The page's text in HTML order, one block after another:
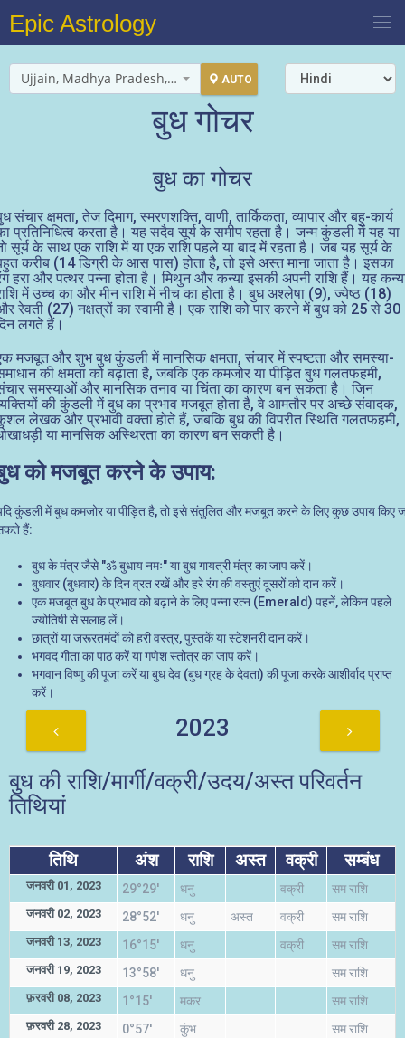
Epic Astrology
Ujjain, Madhya Pradesh, India AUTO
बुध गोचर
बुध का गोचर
संचार क्षमता, तेज दिमाग, स्मरणशक्ति, वाणी, तार्किकता, व्यापार और बहु-कार्य
प्रतिनिधित्व करता है। यह सदैव सूर्य के समीप रहता है। जन्म कुंडली में यह या
सूर्य के साथ एक राशि में या एक राशि पहले या बाद में रहता है। जब यह सूर्य के
करीब (14 डिग्री के आस पास) होता है, तो इसे अस्त माना जाता है। इसका
हरा और पत्थर पन्ना होता है। मिथुन और कन्या इसकी अपनी राशि हैं। यह
में उच्च का और मीन राशि में नीच का होता है। बुध अश्लेषा (9), ज्येष्ठ (18)
रेवती (27) नक्षत्रों का स्वामी है। एक राशि को पार करने में बुध को 25 से 30
लगते हैं।
मजबूत और शुभ बुध कुंडली में मानसिक क्षमता, संचार में स्पष्टता और समस्या-
की क्षमता को बढ़ाता है, जबकि एक कमजोर या पीड़ित बुध गलतफहमी,
समस्याओं और मानसिक तनाव या चिंता का कारण बन सकता है। जिन
की कुंडली में बुध का प्रभाव मजबूत होता है, वे आमतौर पर अच्छे संवादक,
लेखक और प्रभावी वक्ता होते हैं, जबकि बुध की विपरीत स्थिति गलतफहमी,
या मानसिक अस्थिरता का कारण बन सकती है।
को मजबूत करने के उपाय:
कुंडली में बुध कमजोर या पीड़ित है, तो इसे संतुलित और मजबूत करने के लिए कुछ उपाय किए
हैं:
बुध के मंत्र जैसे "ॐ बुधाय नमः" या बुध गायत्री मंत्र का जाप करें।
बुधवार (बुधवार) के दिन व्रत रखें और हरे रंग की वस्तुएं दूसरों को दान करें।
एक मजबूत बुध के प्रभाव को बढ़ाने के लिए पन्ना रत्न (Emerald) पहनें, लेकिन पहले
ज्योतिषी से सलाह लें।
छात्रों या जरूरतमंदों को हरी वस्त्र, पुस्तकें या स्टेशनरी दान करें।
भगवद गीता का पाठ करें या गणेश स्तोत्र का जाप करें।
भगवान विष्णु की पूजा करें या बुध देव (बुध ग्रह के देवता) की पूजा करके आशीर्वाद प्राप्त
करें।
2023
बुध की राशि/मार्गी/वक्री/उदय/अस्त परिवर्तन
तिथियां
तिथि अंश राशि अस्त वक्री सम्बंध
जनवरी 01, 2023 29°29' धनु वक्री सम राशि
जनवरी 02, 2023 28°52' धनु अस्त वक्री सम राशि
जनवरी 13, 2023 16°15' धनु वक्री सम राशि
जनवरी 19, 2023 13°58' धनु सम राशि
फ़रवरी 08, 2023 1°15' मकर सम राशि
फ़रवरी 28, 2023 0°57' कुंभ सम राशि